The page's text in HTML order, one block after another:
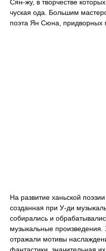
Сян-жу, в творчестве
чуская ода. Большим
поэта Ян Сюна, придворных
На развитие ханьской
созданная при У-ди
собирались и
музыкальные
отражали мотивы